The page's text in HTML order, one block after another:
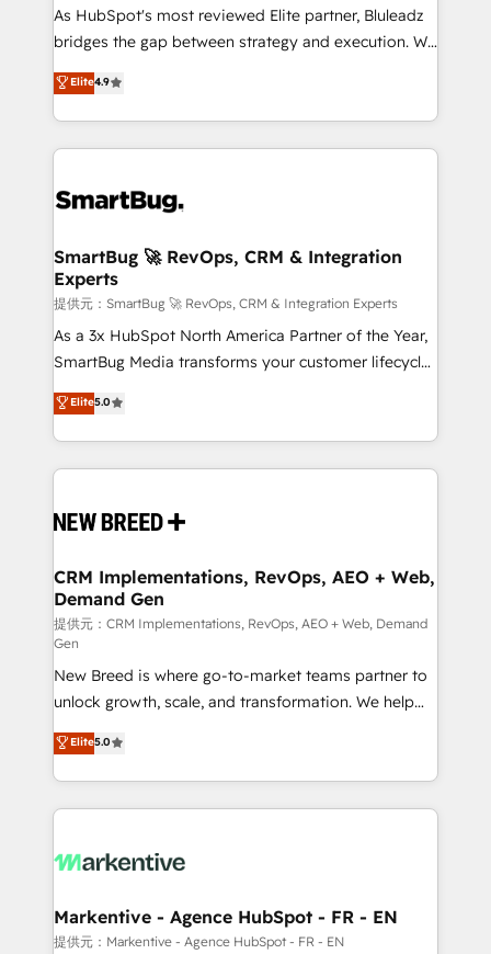
GTMの見える化・自動化まで。全Hub統合運用、デー
タ品質設計、グループ横断のCRM統合に対応します。
の一部をAIが自律実行する組織への移行を設計・実装。
Breeze・Claude等をHubSpotと連携させ、役割定義・
革を、構想から実装・定着までPMOとして主導。「設
の統合・浸透・変革管理を実行します。 ▸ CMS戦略設
計・構築：リード獲得・CVR・SEOを前提にした情報設
計・導線設計・テンプレート設計をContent Hubで一体
提供。 ▸ 既存CRM・MAからの移行支援：Salesforce・
Marketo・Pardot等からの移行、カスタム設計、履歴
Perplexity等のAI検索からの流入・引用を前提にコンテ
ンツとサイト構造を最適化。 🏆 なぜ100incを選ぶの
ISO9001:2015 取得 ✓ 400社以上の導入実績 ✓
HubSpot大百科 出版 CRM・AI活用に関するご相談、現
せください。
As HubSpot's most reviewed Elite partner, Bluleadz
bridges the gap between strategy and execution. We
don't just "set up tools" — we install the GTM
Operating System (GTM OS) to align your leadership
and engineer a portal that drives predictable
revenue velocity. 🚀 GTM Strategy & Alignment
stalling growth. Fix your ICP, Math, and Story to stop
Scalable Architecture: Zero-technical-debt setup
across all Hubs, validated by our 7 HubSpot
Accreditations. AI-Powered RevOps: Breeze AI,
custom AI agents, and high-integrity migrations for
total reporting clarity. Security & Compliance: SOC 2
security. 🏆 Why Bluleadz? GTM OS Partner | 16+
Years Experience | 1,000+ Five-Star Reviews
Elite4.9
SmartBug 🚀 RevOps, CRM & Integration
Experts
提供元：SmartBug 🚀 RevOps, CRM & Integration Experts
As a 3x HubSpot North America Partner of the Year,
SmartBug Media transforms your customer lifecycle
into a revenue engine. Our unified ecosystem
includes specialized divisions Globalia (AI &
Software) and Point Success Media (Paid Media),
making this the official home for all three brands. 🔄
and system integrations powered by Globalia’s
trainers to drive platform adoption. 📈 Revenue
Generation - Full-funnel marketing and high-
performance advertising via Point Success Media. -
Expert deployment of Breeze AI and custom agents
to automate growth. 🏆 Elite Excellence - 8 platform
accreditations and deep HIPAA-compliance
expertise. - A team of 250+ experts dedicated to
your resilient growth.
Elite5.0
CRM Implementations, RevOps, AEO + Web,
Demand Gen
提供元：CRM Implementations, RevOps, AEO + Web, Demand
Gen
New Breed is where go-to-market teams partner to
unlock growth, scale, and transformation. We help
companies activate HubSpot’s AI-powered
customer platform and operationalize HubSpot’s
Loop Marketing framework through expert-led
services, smart agents, and purpose-built apps,
results, fast. ⚙️CRM & RevOps: Align all Hubs to your
🎯Demand Gen & ABM: Drive pipeline with inbound,
ABM, AEO, SEO, & paid media. 👩‍💻Web Design:
Elite5.0
Markentive - Agence HubSpot - FR - EN
提供元：Markentive - Agence HubSpot - FR - EN